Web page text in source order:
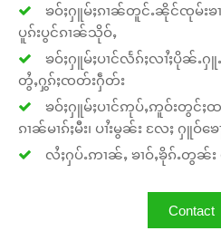
ၶဝ်ႈႁူမ်ႈၵၢၼ်တူင်ႉၼိုင်ၸုမ်းၶ
ပူၵ်းပွင်ၵၢၼ်သိုဝ်ႇ
ၶဝ်ႈႁူမ်ႈပၢင်လႅၵ်ႈလၢႆႈပိုၼ်ႉ
တွႆႇႁွၵ်ႈၸတ်းႁဵတ်း
ၶဝ်ႈႁူမ်ႈပၢင်ဢုပ်ႇဢူဝ်းတွင်ႈထၢ
ၵၢၼ်မၢၵ်ႈမီး၊ ပၢႆးမွၼ်း လႄႈ ႁူဝ်ၶ
လႆႈႁပ်ႉဢၢၼ်ႇ ၶၢဝ်ႇၶိုၵ်ႉတွၼ်
Contact